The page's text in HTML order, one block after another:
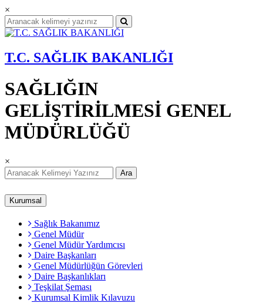
×
T.C. SAĞLIK BAKANLIĞI
SAĞLIĞIN
GELİŞTİRİLMESİ GENEL
MÜDÜRLÜĞÜ
×
Ara
Kurumsal
Sağlık Bakanımız
Genel Müdür
Genel Müdür Yardımcısı
Daire Başkanları
Genel Müdürlüğün Görevleri
Daire Başkanlıkları
Teşkilat Şeması
Kurumsal Kimlik Kılavuzu